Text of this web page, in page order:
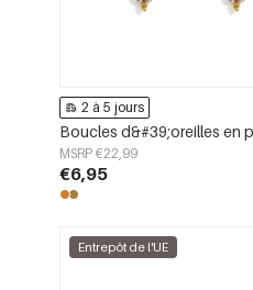
2 à 5 jours
MSRP €22,99
€6,95
Entrepôt de l'UE